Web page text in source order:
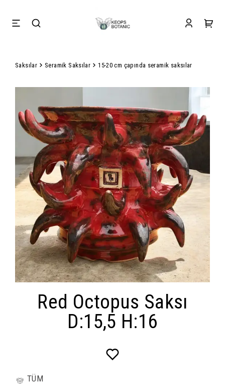
Saksılar Seramik Saksılar 15-20 cm çapında seramik saksılar
Red Octopus Saksı
D:15,5 H:16
TÜM